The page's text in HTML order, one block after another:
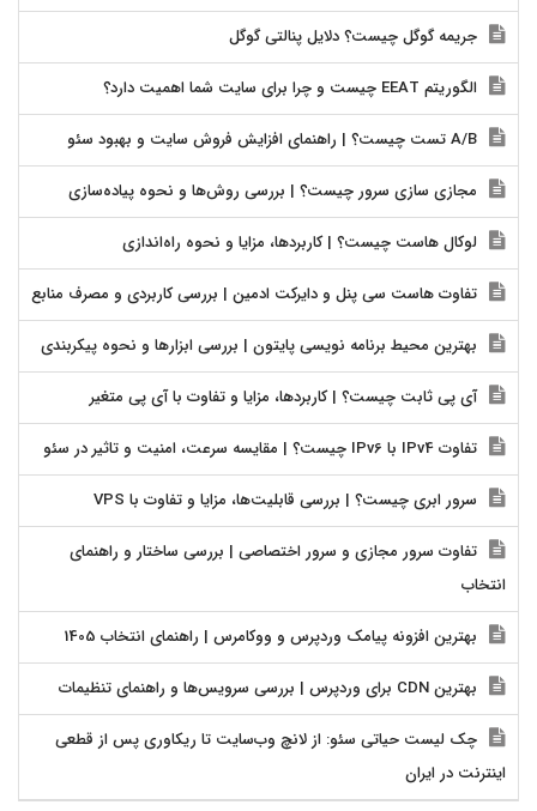
جریمه گوگل چیست؟ دلایل پنالتی گوگل
الگوریتم EEAT چیست و چرا برای سایت شما اهمیت دارد؟
مجازی سازی سرور چیست؟ | بررسی روش‌ها و نحوه پیاده‌سازی
لوکال هاست چیست؟ | کاربردها، مزایا و نحوه راه‌اندازی
تفاوت هاست سی پنل و دایرکت ادمین | بررسی کاربردی و مصرف منابع
بهترین محیط برنامه نویسی پایتون | بررسی ابزارها و نحوه پیکربندی
آی پی ثابت چیست؟ | کاربردها، مزایا و تفاوت با آی پی متغیر
تفاوت IPv4 با IPv6 چیست؟ | مقایسه سرعت، امنیت و تاثیر در سئو
سرور ابری چیست؟ | بررسی قابلیت‌ها، مزایا و تفاوت با VPS
تفاوت سرور مجازی و سرور اختصاصی | بررسی ساختار و راهنمای
انتخاب
بهترین افزونه پیامک وردپرس و ووکامرس | راهنمای انتخاب 1405
بهترین CDN برای وردپرس | بررسی سرویس‌ها و راهنمای تنظیمات
چک لیست حیاتی سئو: از لانچ وب‌سایت تا ریکاوری پس از قطعی
اینترنت در ایران